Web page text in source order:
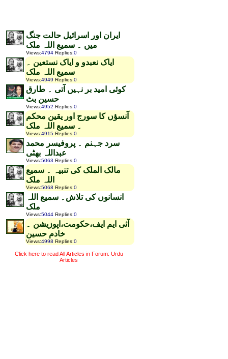
ایران اور اسرائیل حالت جنگ
میں ۔ سمیع اللہ ملک
Views:4794 Replies:0
ایاک نعبدو و ایاک نستعین ۔
سمیع اللہ ملک
Views:4949 Replies:0
کوئی امید بر نہیں آتی ۔ طارق
حسین بٹ
Views:4952 Replies:0
آنسؤں کا سورج اور یقین محکم
۔ سمیع اللہ ملک
Views:4915 Replies:0
سرد جہنم ۔ پروفیسر محمد
عبداللہ بھٹی
Views:5063 Replies:0
مالک الملک کی تنبیہ ۔ سمیع
اللہ ملک
Views:5068 Replies:0
انسانوں کی تلاش۔ سمیع اللہ
ملک
Views:5044 Replies:0
آئی ایم ایف،حکومت،اپوزیشن ۔
خادم حسین
Views:4998 Replies:0
Click here to read All Articles in Forum: Urdu
Articles